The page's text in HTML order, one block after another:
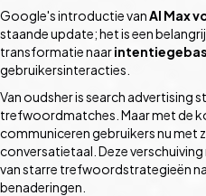
Google's introductie vanAI Max
staande update; het is een
transformatie naar
gebruikersinteracties.
Van oudsher is search advertising
trefwoordmatches. Maar met de
communiceren gebruikers nu met
conversatietaal. Deze
van starre trefwoordstrategieën
benaderingen.